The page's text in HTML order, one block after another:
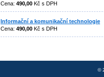
Cena: 490,00 Kč s DPH
Informační a komunikační technologie
Cena: 490,00 Kč s DPH
©